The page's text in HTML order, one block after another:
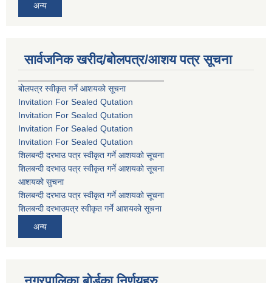
अन्य
सार्वजनिक खरीद/बोलपत्र/आशय पत्र सूचना
बोलपत्र स्वीकृत गर्ने आशयको सूचना
Invitation For Sealed Qutation
Invitation For Sealed Qutation
Invitation For Sealed Qutation
Invitation For Sealed Qutation
शिलबन्दी दरभाउ पत्र स्वीकृत गर्ने आशयको सूचना
शिलबन्दी दरभाउ पत्र स्वीकृत गर्ने आशयको सूचना
आशयको सुचना
शिलबन्दी दरभाउ पत्र स्वीकृत गर्ने आशयको सूचना
शिलबन्दी दरभाउपत्र स्वीकृत गर्ने आशयको सूचना
अन्य